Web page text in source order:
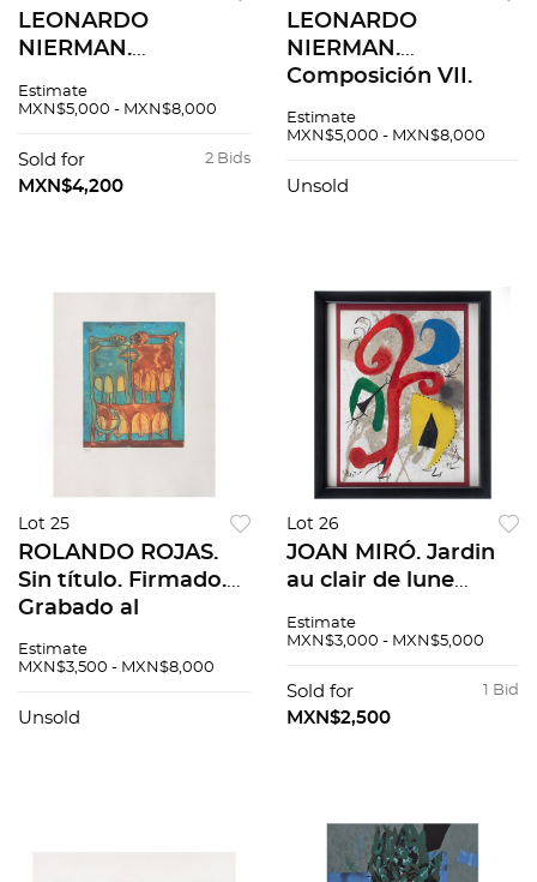
LEONARDO
NIERMAN.
Firmada. Litografía
42.5 cm imagen / 75
x 55 cm papel
Estimate
MXN$5,000 - MXN$8,000
2 Bids
Sold for
MXN$4,200
LEONARDO
NIERMAN.
Composición VII.
offset 32 / 325. 58.5 x
x 55 cm papel
Estimate
MXN$5,000 - MXN$8,000
Unsold
Lot 25
ROLANDO ROJAS.
Sin título. Firmado.
Grabado al
24 cm imagen / 49 x
Estimate
MXN$3,500 - MXN$8,000
Unsold
Lot 26
JOAN MIRÓ. Jardin
au clair de lune
Tériade). Firmada en
sin núm. de tiraje. 33
x 24 cm medidas
Estimate
MXN$3,000 - MXN$5,000
1 Bid
Sold for
MXN$2,500